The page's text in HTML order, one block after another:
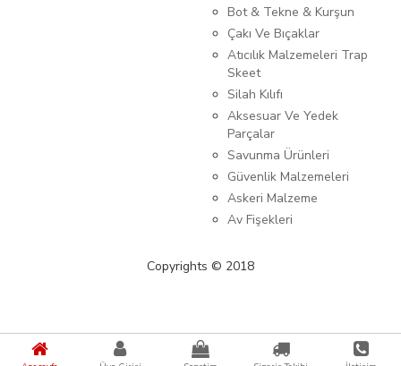
Bot & Tekne & Kurşun
Çakı Ve Bıçaklar
Atıcılık Malzemeleri Trap
Skeet
Silah Kılıfı
Aksesuar Ve Yedek
Parçalar
Savunma Ürünleri
Güvenlik Malzemeleri
Askeri Malzeme
Av Fişekleri
Copyrights © 2018
{%kategori_metaDescription%} {%KATEGORI_ADI%}